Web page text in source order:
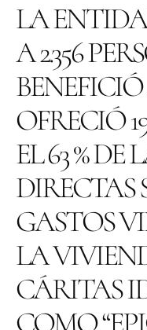
LA
A 2.356
BENEFICIÓ
OFRECIÓ
EL 63 % DE
DIRECTAS
GASTOS
LA
CÁRITAS